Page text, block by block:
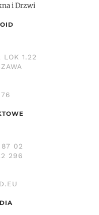
i Drzwi
LOK 1.22
02
296